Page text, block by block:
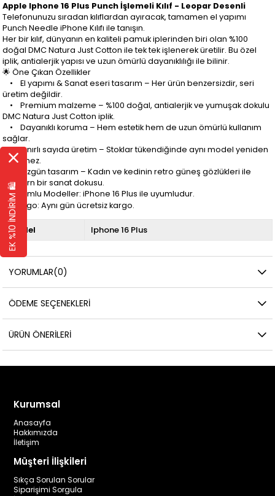
Apple Iphone 16 Plus Punch İşlemeli Kılıf - Leopar Desenli
Telefonunuzu sıradan kılıflardan ayıracak, tamamen el yapımı
Punch Needle iPhone Kılıfı ile tanışın.
Her bir kılıf, dünyanın en kaliteli pamuk iplerinden biri olan %100
doğal DMC Natura Just Cotton ile tek tek işlenerek üretilir. Bu özel
iplik, antialerjik yapısı ve uzun ömürlü dayanıklılığı ile bilinir.
🌟 Öne Çıkan Özellikler
• El yapımı & Sanat eseri tasarım – Her ürün benzersizdir, seri
üretim değildir.
• Premium malzeme – %100 doğal, antialerjik ve yumuşak dokulu
DMC Natura Just Cotton iplik.
• Dayanıklı koruma – Hem estetik hem de uzun ömürlü kullanım
sağlar.
• Sınırlı sayıda üretim – Stoklar tükendiğinde aynı model yeniden
üretilmez.
• Özgün tasarım – Kadın ve kedinin retro güneş gözlükleri ile
modern bir sanat dokusu.
📏 Uyumlu Modeller: iPhone 16 Plus ile uyumludur.
📦 Kargo: Aynı gün ücretsiz kargo.
Model Iphone 16 Plus
YORUMLAR(0)
ÖDEME SEÇENEKLERI
ÜRÜN ÖNERILERI
Kurumsal
Anasayfa
Hakkımızda
İletişim
Müşteri İlişkileri
Sıkça Sorulan Sorular
Siparişimi Sorgula
EK %10 İNDİRİM 🛍️